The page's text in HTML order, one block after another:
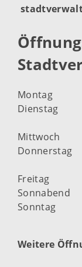
Montag
Dienstag
Mittwoch
Donnerstag
Freitag
Sonnabend
Sonntag
Weitere